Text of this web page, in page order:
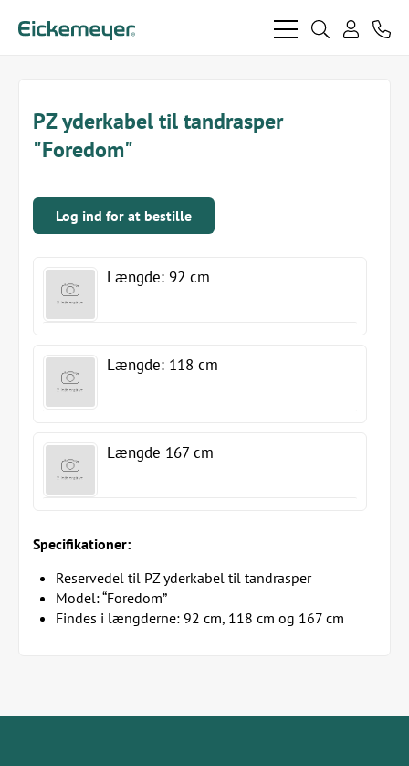
bars search
PZ yderkabel til tandrasper
"Foredom"
Log ind for at bestille
Længde: 92 cm
Længde: 118 cm
Længde 167 cm
Specifikationer:
Reservedel til PZ yderkabel til tandrasper
Model: “Foredom”
Findes i længderne: 92 cm, 118 cm og 167 cm